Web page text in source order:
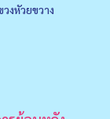
งหัวยขวาง